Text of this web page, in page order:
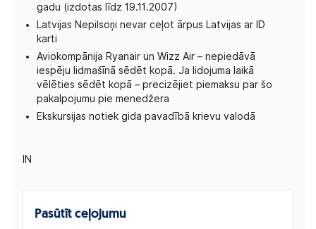
gadu (izdotas līdz 19.11.2007)
Latvijas Nepilsoņi nevar ceļot ārpus Latvijas ar ID
karti
Aviokompānija Ryanair un Wizz Air – nepiedāvā
iespēju lidmašīnā sēdēt kopā. Ja lidojuma laikā
vēlēties sēdēt kopā – precizējiet piemaksu par šo
pakalpojumu pie menedžera
Ekskursijas notiek gida pavadībā krievu valodā
IN
Pasūtīt ceļojumu